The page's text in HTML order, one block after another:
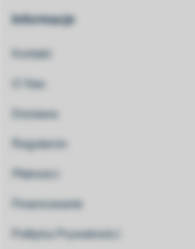
Informacje
Kontakt
O Nas
Dostawa
Regulamin
Płatności
Finansowanie
Polityka Prywatności